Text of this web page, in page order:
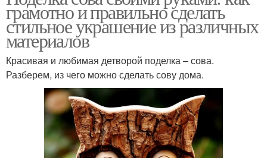
грамотно и правильно сделать
стильное украшение из различных
материалов
Красивая и любимая детворой поделка – сова.
Разберем, из чего можно сделать сову дома.